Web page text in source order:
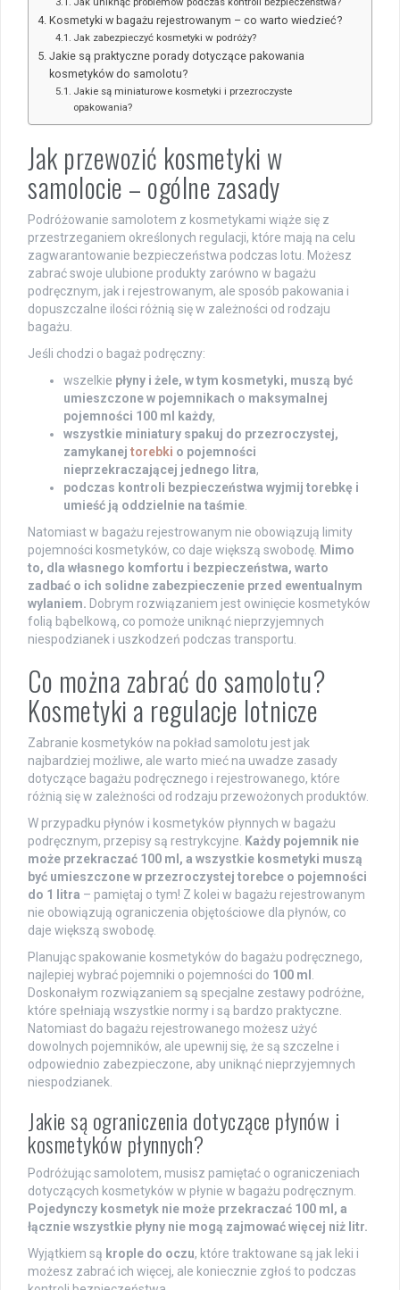
Kosmetyki w bagażu rejestrowanym – co warto wiedzieć?
Jak zabezpieczyć kosmetyki w podróży?
Jakie są praktyczne porady dotyczące pakowania
kosmetyków do samolotu?
Jakie są miniaturowe kosmetyki i przezroczyste
opakowania?
Jak przewozić kosmetyki w
samolocie – ogólne zasady
Podróżowanie samolotem z kosmetykami wiąże się z
przestrzeganiem określonych regulacji, które mają na celu
zagwarantowanie bezpieczeństwa podczas lotu. Możesz
zabrać swoje ulubione produkty zarówno w bagażu
podręcznym, jak i rejestrowanym, ale sposób pakowania i
dopuszczalne ilości różnią się w zależności od rodzaju
bagażu.
Jeśli chodzi o bagaż podręczny:
wszelkie płyny i żele, w tym kosmetyki, muszą być
umieszczone w pojemnikach o maksymalnej
pojemności 100 ml każdy,
wszystkie miniatury spakuj do przezroczystej,
zamykanej torebki o pojemności
nieprzekraczającej jednego litra,
podczas kontroli bezpieczeństwa wyjmij torebkę i
umieść ją oddzielnie na taśmie
Natomiast w bagażu rejestrowanym nie obowiązują limity
pojemności kosmetyków, co daje większą swobodę. Mimo
to, dla własnego komfortu i bezpieczeństwa, warto
zadbać o ich solidne zabezpieczenie przed ewentualnym
wylaniem. Dobrym rozwiązaniem jest owinięcie kosmetyków
folią bąbelkową, co pomoże uniknąć nieprzyjemnych
niespodzianek i uszkodzeń podczas transportu.
Co można zabrać do samolotu?
Kosmetyki a regulacje lotnicze
Zabranie kosmetyków na pokład samolotu jest jak
najbardziej możliwe, ale warto mieć na uwadze zasady
dotyczące bagażu podręcznego i rejestrowanego, które
różnią się w zależności od rodzaju przewożonych produktów.
W przypadku płynów i kosmetyków płynnych w bagażu
podręcznym, przepisy są restrykcyjne.
Każdy pojemnik nie
może przekraczać 100 ml, a wszystkie kosmetyki muszą
być umieszczone w przezroczystej torebce o pojemności
do 1 litra – pamiętaj o tym! Z kolei w bagażu rejestrowanym
nie obowiązują ograniczenia objętościowe dla płynów, co
daje większą swobodę.
Planując spakowanie kosmetyków do bagażu podręcznego,
najlepiej wybrać pojemniki o pojemności do 100 ml
Doskonałym rozwiązaniem są specjalne zestawy podróżne,
które spełniają wszystkie normy i są bardzo praktyczne.
Natomiast do bagażu rejestrowanego możesz użyć
dowolnych pojemników, ale upewnij się, że są szczelne i
odpowiednio zabezpieczone, aby uniknąć nieprzyjemnych
niespodzianek.
Jakie są ograniczenia dotyczące płynów i
kosmetyków płynnych?
Podróżując samolotem, musisz pamiętać o ograniczeniach
dotyczących kosmetyków w płynie w bagażu podręcznym.
Pojedynczy kosmetyk nie może przekraczać 100 ml, a
łącznie wszystkie płyny nie mogą zajmować więcej niż litr.
Wyjątkiem są krople do oczu, które traktowane są jak leki i
możesz zabrać ich więcej, ale koniecznie zgłoś to podczas